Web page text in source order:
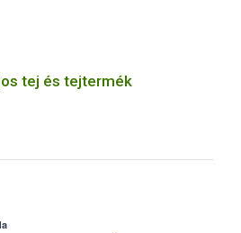
tej és tejtermék